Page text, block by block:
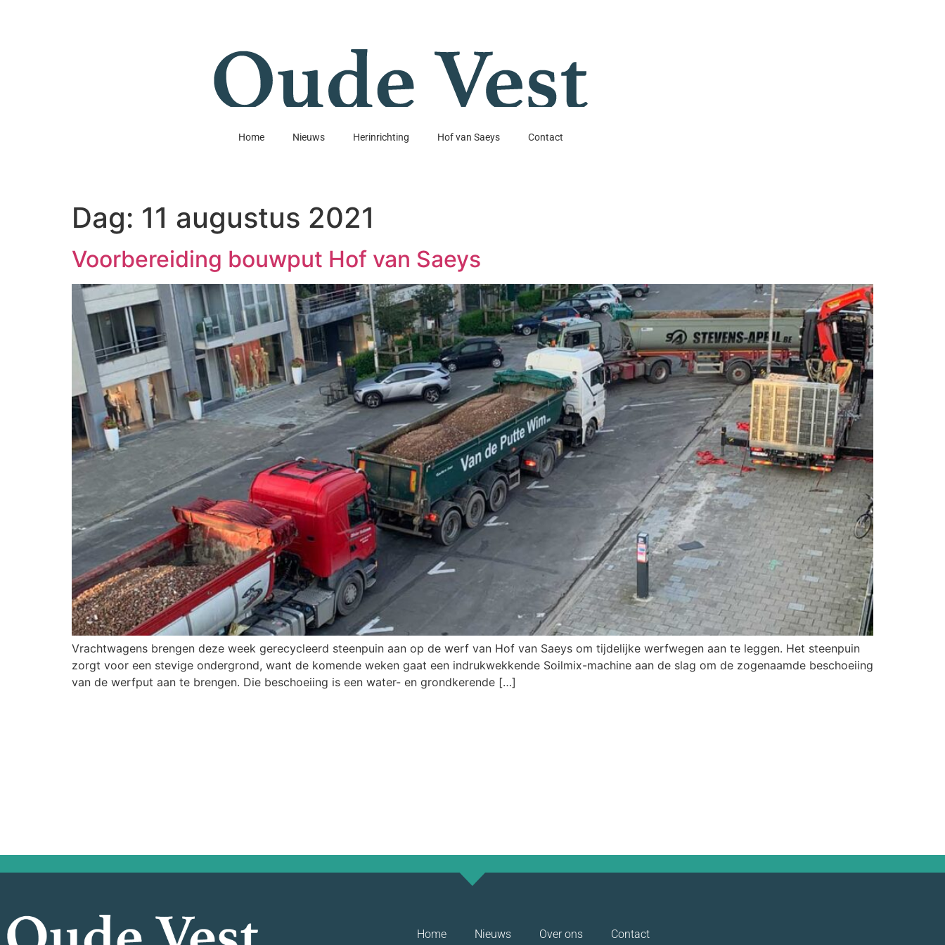
Home Nieuws Herinrichting Hof van Saeys Contact
Dag: 11 augustus 2021
Voorbereiding bouwput Hof van Saeys
Vrachtwagens brengen deze week gerecycleerd steenpuin aan op de werf van Hof van Saeys om tijdelijke werfwegen aan te leggen. Het steenpuin
zorgt voor een stevige ondergrond, want de komende weken gaat een indrukwekkende Soilmix-machine aan de slag om de zogenaamde beschoeiing
van de werfput aan te brengen. Die beschoeiing is een water- en grondkerende […]
Home Nieuws Over ons Contact